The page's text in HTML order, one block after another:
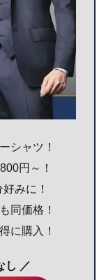
シャツ！
円～！
みに！
同価格！
に購入！
し ／